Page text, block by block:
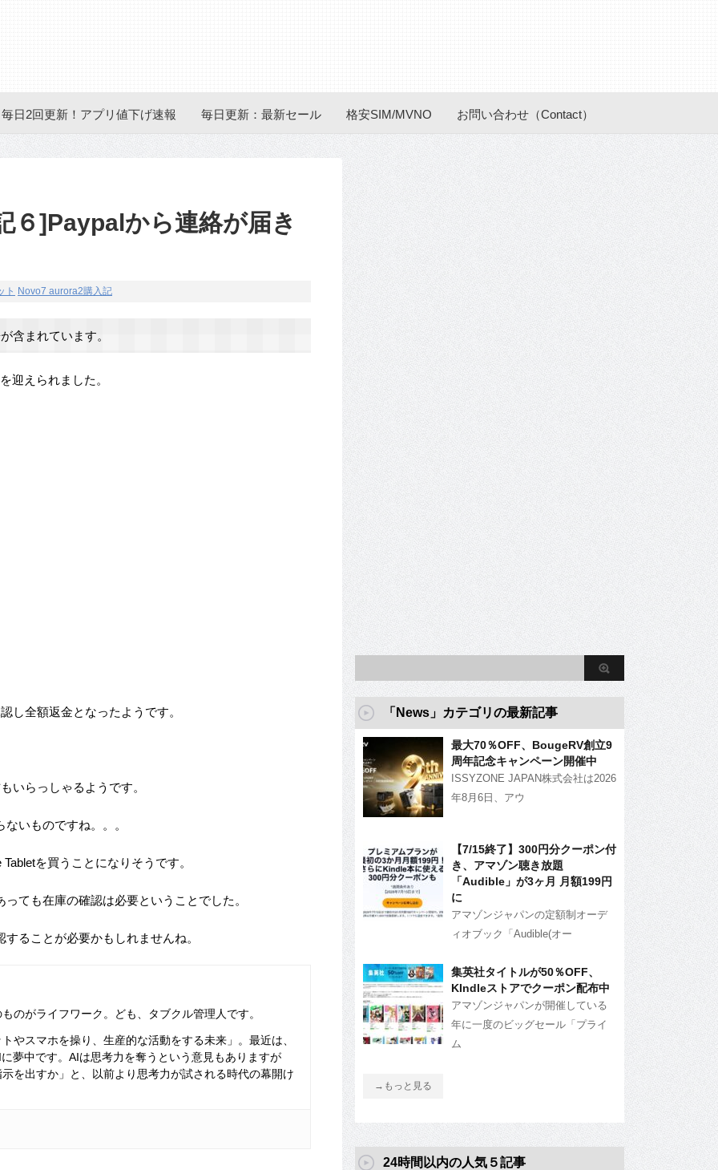
毎日2回更新！アプリ値下げ速報 毎日更新：最新セール 格安SIM/MVNO お問い合わせ（Contact）
６]Paypalから連絡が届き
ト Novo7 aurora2購入記
含まれています。
迎えられました。
し全額返金となったようです。
いらっしゃるようです。
いものですね。。。
を買うことになりそうです。
ても在庫の確認は必要ということでした。
ることが必要かもしれませんね。
のがライフワーク。ども、タブクル管理人です。
やスマホを操り、生産的な活動をする未来」。最近は、
夢中です。AIは思考力を奪うという意見もありますが
を出すか」と、以前より思考力が試される時代の幕開け
「News」カテゴリの最新記事
最大70％OFF、BougeRV創立9
周年記念キャンペーン開催中
ISSYZONE JAPAN株式会社は2026
年8月6日、アウ
【7/15終了】300円分クーポン付
き、アマゾン聴き放題
「Audible」が3ヶ月 月額199円
に
アマゾンジャパンの定額制オーデ
ィオブック「Audible(オー
集英社タイトルが50％OFF、
KIndleストアでクーポン配布中
アマゾンジャパンが開催している
年に一度のビッグセール「プライ
ム
→もっと見る
24時間以内の人気５記事